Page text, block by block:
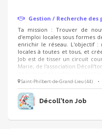
Gestion / Recherche
Ta mission : Trouver de
d'emploi locales sous formes
enrichir le réseau. L'objectif :
locales à toutes et tous, et
Job est de tisser un circuit
Marie, de l'association
pas à jour dans la diffusion des
Saint-Philbert-de-Grand-Lieu (44) •
Décoll'ton Job